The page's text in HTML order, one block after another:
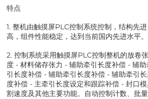
特点
1. 整机由触摸屏PLC控制系统控制，结构先
高，组件性能稳定，达到当前国内先进水平。
2. 控制系统采用触摸屏PLC控制整机的放卷
度 - 材料储存张力 - 辅助牵引长度补偿 - 辅
引长度补偿 - 辅助牵引长度补偿 - 辅助牵引
度补偿 - 主牵引长度设定和跟踪补偿 - 封口
割速度及其他主要功能。自动控制计数、批量